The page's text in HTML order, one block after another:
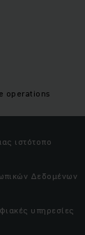
operations
ιστότοπο
Δεδομένων
υπηρεσίες